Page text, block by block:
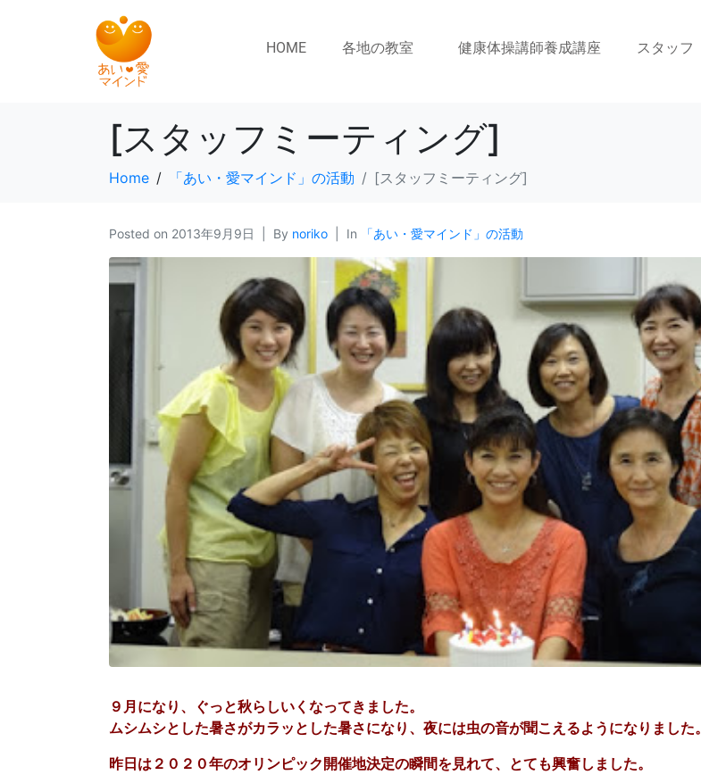
HOME 各地の教室 健康体操講師養成講座 スタッフ
[スタッフミーティング]
Home 「あい・愛マインド」の活動 [スタッフミーティング]
Posted on 2013年9月9日 By noriko In 「あい・愛マインド」の活動
９月になり、ぐっと秋らしいくなってきました。
ムシムシとした暑さがカラッとした暑さになり、夜には虫の音が聞こえるようになりました。
昨日は２０２０年のオリンピック開催地決定の瞬間を見れて、とても興奮しました。